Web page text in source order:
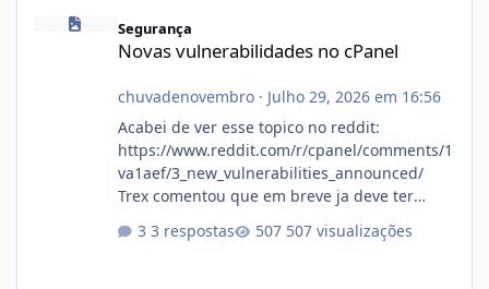
Novas vulnerabilidades no cPanel
Segurança
Novas vulnerabilidades no cPanel
chuvadenovembro· Julho 29, 2026 em 16:56
Acabei de ver esse topico no reddit:
https://www.reddit.com/r/cpanel/comments/1
va1aef/3_new_vulnerabilities_announced/
Trex comentou que em breve ja deve ter
3 respostas 507 visualizações